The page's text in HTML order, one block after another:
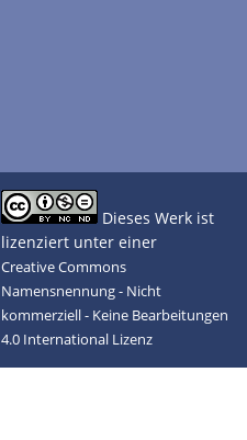
Dieses Werk ist
lizenziert unter einer
Creative Commons
Namensnennung - Nicht
kommerziell - Keine Bearbeitungen
4.0 International Lizenz